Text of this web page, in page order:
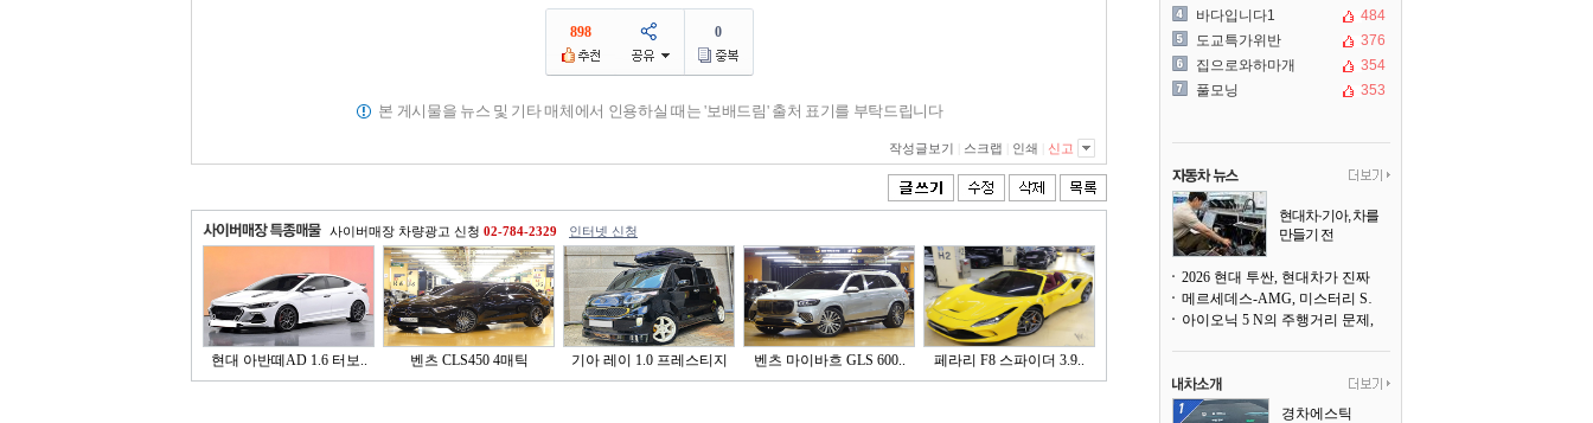
898 0
본 게시물을 뉴스 및 기타 매체에서 인용하실 때는 '보배드림' 출처 표기를 부탁드립니다
작성글보기 스크랩 인쇄 신고
사이버매장 차량광고 신청 02-784-2329 인터넷 신청
현대 아반떼AD 1.6 터보.. 벤츠 CLS450 4매틱 기아 레이 1.0 프레스티지 벤츠 마이바흐 GLS 600.. 페라리 F8 스파이더 3.9..
바다입니다1
484
도교특가위반
376
집으로와하마개
354
풀모닝
353
현대차·기아, 차를
만들기 전
아낸다
메르세데스-AMG, 미스터리 SUV 티저 공개
아이오닉 5 N의 주행거리 문제, 휠 다운사이징으로 크게 개선됐다
경차에스틱